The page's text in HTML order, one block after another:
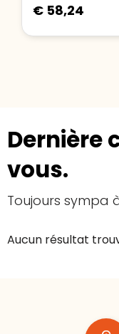
€ 58,24
Dernière
vous.
Toujours sympa
Aucun résultat